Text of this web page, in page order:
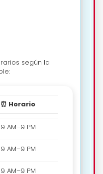
según la
⏰ Horario
9 AM–9 PM
9 AM–9 PM
9 AM–9 PM